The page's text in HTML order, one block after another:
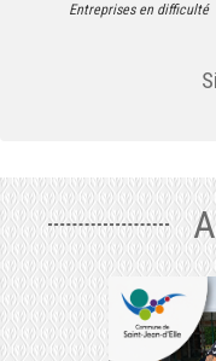
Entreprises en difficulté